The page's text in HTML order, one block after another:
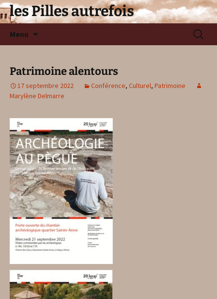
les Pilles autrefois
Menu
Patrimoine alentours
17 septembre 2022 Conférence, Culturel, Patrimoine
Marylène Delmarre